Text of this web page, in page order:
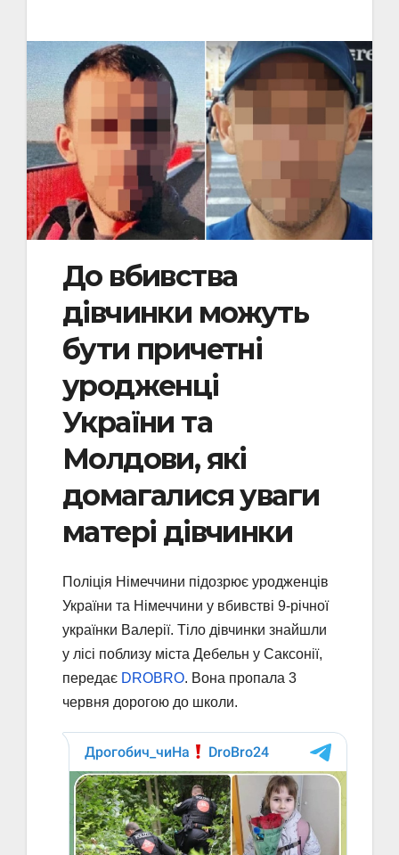
До вбивства
дівчинки можуть
бути причетні
уродженці
України та
Молдови, які
домагалися уваги
матері дівчинки
Поліція Німеччини підозрює уродженців
України та Німеччини у вбивстві 9-річної
українки Валерії. Тіло дівчинки знайшли
у лісі поблизу міста Дебельн у Саксонії,
передає DROBRO. Вона пропала 3
червня дорогою до школи.